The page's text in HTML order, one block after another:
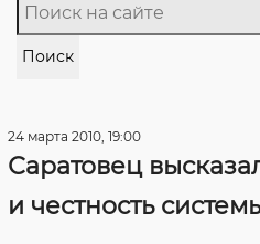
Поиск
24 марта 2010, 19:00
Саратовец
и честность